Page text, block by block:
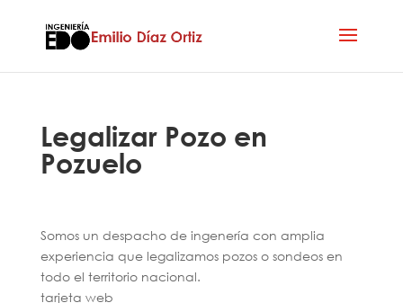
Legalizar Pozo en
Pozuelo
Somos un despacho de ingenería con amplia
experiencia que legalizamos pozos o sondeos en
todo el territorio nacional.
tarjeta web